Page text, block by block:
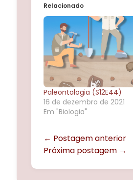
Relacionado
Paleontologia (S12E44)
16 de dezembro de 2021
Em "Biologia"
← Postagem anterior
Próxima postagem →